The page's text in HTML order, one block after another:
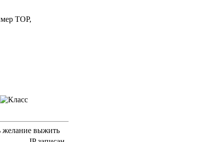
TOP,
желание выжить